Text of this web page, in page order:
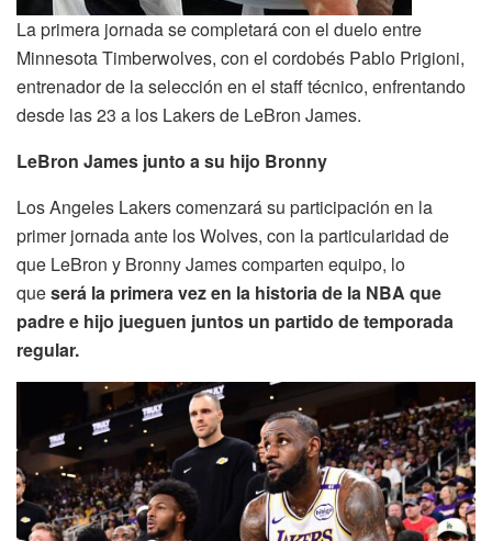
La primera jornada se completará con el duelo entre
Minnesota Timberwolves, con el cordobés Pablo Prigioni,
entrenador de la selección en el staff técnico, enfrentando
desde las 23 a los Lakers de LeBron James.
LeBron James junto a su hijo Bronny
Los Angeles Lakers comenzará su participación en la
primer jornada ante los Wolves, con la particularidad de
que LeBron y Bronny James comparten equipo, lo
queserá la primera vez en la historia de la NBA que
padre e hijo jueguen juntos un partido de temporada
regular.